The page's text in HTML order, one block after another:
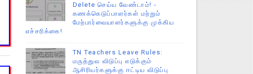
Delete செய்ய வேண்டாம்! -
கணக்கெடுப்பாளர்கள் மற்றும்
மேற்பார்வையாளர்களுக்கு முக்கிய
எச்சரிக்கை!
TN Teachers Leave Rules:
மருத்துவ விடுப்பு எடுக்கும்
ஆசிரியர்களுக்கு ஈட்டிய விடுப்பு